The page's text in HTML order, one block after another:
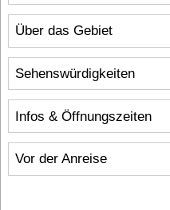
Über das Gebiet
Infos & Öffnungszeiten
Vor der Anreise
Sehenswürdigkeiten